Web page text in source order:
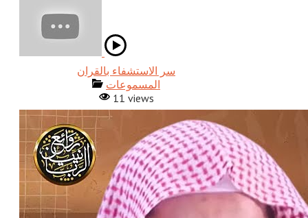
المسموعات
11 views